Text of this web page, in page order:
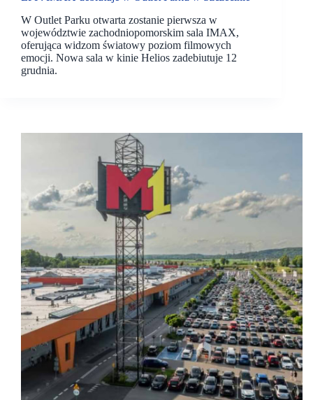
W Outlet Parku otwarta zostanie pierwsza w
województwie zachodniopomorskim sala IMAX,
oferująca widzom światowy poziom filmowych
emocji. Nowa sala w kinie Helios zadebiutuje 12
grudnia.